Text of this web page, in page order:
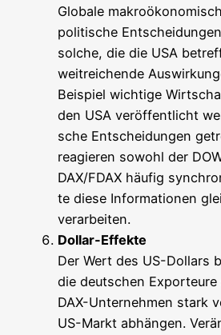
Glo­ba­le
poli­ti­sche
sol­che, die die USA
weit­rei­chen­de
Bei­spiel wich­ti­ge
den USA ver­öf­fent­licht
sche Ent­schei­dun­gen
reagie­ren sowohl der
DAX/FDAX häu­fig
te die­se Infor­ma­tio­nen
verarbeiten.
Dol­lar-Effek­te
Der Wert des US-Dol­lars
die deut­schen
DAX-Unter­neh­men stark
US-Markt abhän­gen.